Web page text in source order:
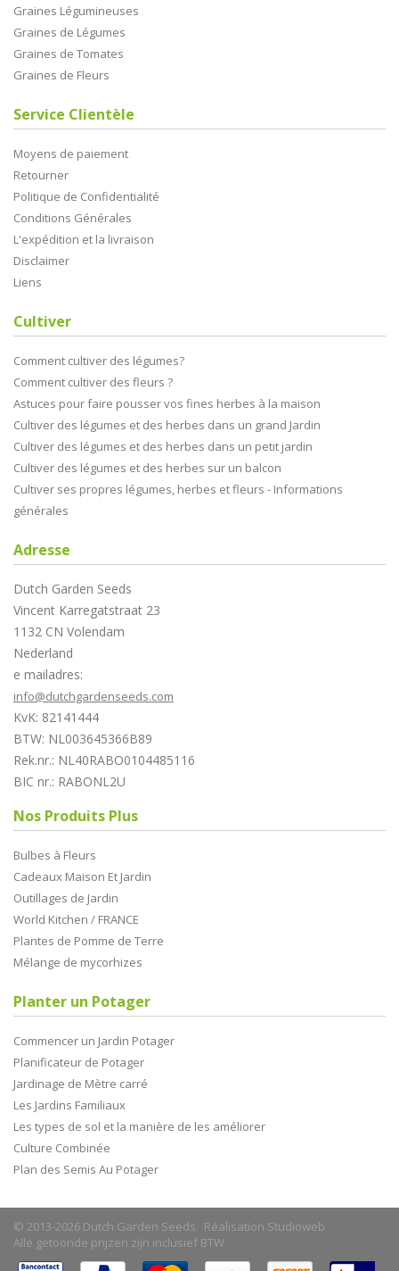
Graines Légumineuses
Graines de Légumes
Graines de Tomates
Graines de Fleurs
Service Clientèle
Moyens de paiement
Retourner
Politique de Confidentialité
Conditions Générales
L'expédition et la livraison
Disclaimer
Liens
Cultiver
Comment cultiver des légumes?
Comment cultiver des fleurs ?
Astuces pour faire pousser vos fines herbes à la maison
Cultiver des légumes et des herbes dans un grand Jardin
Cultiver des légumes et des herbes dans un petit jardin
Cultiver des légumes et des herbes sur un balcon
Cultiver ses propres légumes, herbes et fleurs - Informations
générales
Adresse
Dutch Garden Seeds
Vincent Karregatstraat 23
1132 CN Volendam
Nederland
e mailadres:
info@dutchgardenseeds.com
KvK: 82141444
BTW: NL003645366B89
Rek.nr.: NL40RABO0104485116
BIC nr.: RABONL2U
Nos Produits Plus
Bulbes à Fleurs
Cadeaux Maison Et Jardin
Outillages de Jardin
World Kitchen / FRANCE
Plantes de Pomme de Terre
Mélange de mycorhizes
Planter un Potager
Commencer un Jardin Potager
Planificateur de Potager
Jardinage de Mètre carré
Les Jardins Familiaux
Les types de sol et la manière de les améliorer
Culture Combinée
Plan des Semis Au Potager
© 2013-2026 Dutch Garden Seeds. Réalisation Studioweb
Alle getoonde prijzen zijn inclusief BTW